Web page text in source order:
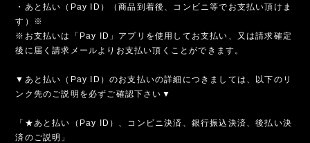
・あと払い（Pay ID）（商品到着後、コンビニ等でお支払い頂けま
す）※
※お支払いは「Pay ID」アプリを使用してお支払い、又は請求確定
後に届く請求メールよりお支払い頂くことができます。
▼あと払い（Pay ID）のお支払いの詳細につきましては、以下のリ
ンク先のご説明を必ずご確認下さい▼
「★あと払い（Pay ID）、コンビニ決済、銀行振込決済、後払い決
済のご説明」